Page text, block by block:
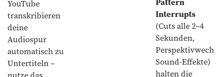
YouTube
transkribieren
deine
Audiospur
automatisch zu
Untertiteln –
Interrupts
(Cuts alle 2–4
Sekunden,
Sound-Effekte)
halten die